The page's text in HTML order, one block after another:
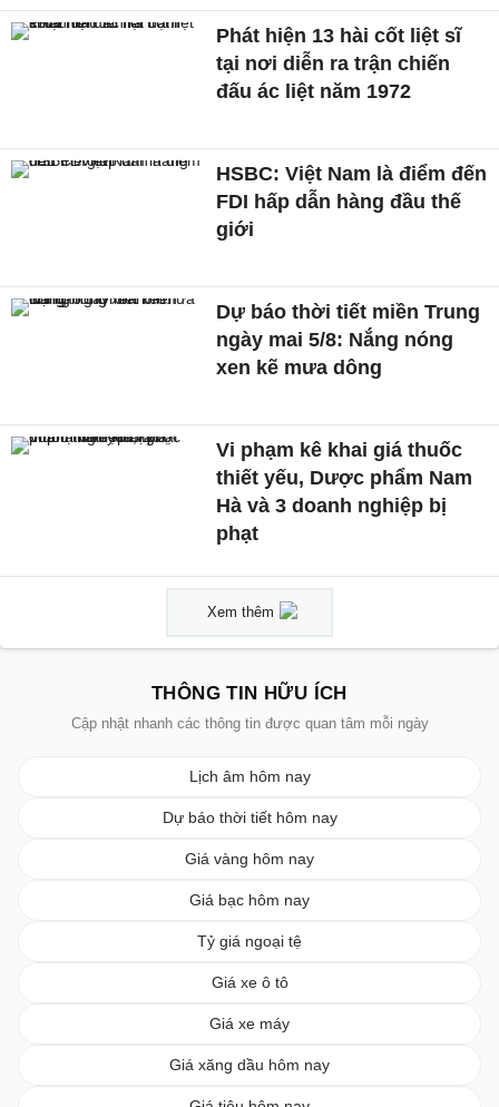
Phát hiện 13 hài cốt liệt sĩ
tại nơi diễn ra trận chiến
đấu ác liệt năm 1972
HSBC: Việt Nam là điểm đến
FDI hấp dẫn hàng đầu thế
giới
Dự báo thời tiết miền Trung
ngày mai 5/8: Nắng nóng
xen kẽ mưa dông
Vi phạm kê khai giá thuốc
thiết yếu, Dược phẩm Nam
Hà và 3 doanh nghiệp bị
phạt
Xem thêm
THÔNG TIN HỮU ÍCH
Cập nhật nhanh các thông tin được quan tâm mỗi ngày
Lịch âm hôm nay
Dự báo thời tiết hôm nay
Giá vàng hôm nay
Giá bạc hôm nay
Tỷ giá ngoại tệ
Giá xe ô tô
Giá xe máy
Giá xăng dầu hôm nay